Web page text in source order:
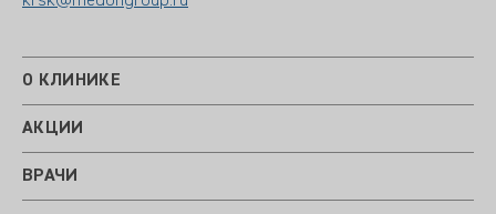
О КЛИНИКЕ
АКЦИИ
ВРАЧИ